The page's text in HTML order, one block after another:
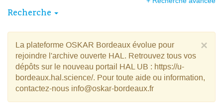
Recherche
×
La plateforme OSKAR Bordeaux évolue pour
rejoindre l'archive ouverte HAL. Retrouvez tous vos
dépôts sur le nouveau portail HAL UB : https://u-
bordeaux.hal.science/. Pour toute aide ou information,
contactez-nous info@oskar-bordeaux.fr